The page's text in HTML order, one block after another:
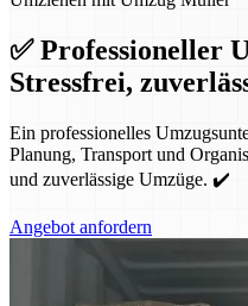
✅ Professioneller
Stressfrei,
Ein professionelles
Planung, Transport und
und zuverlässige Umzüge. ✔️
Angebot anfordern